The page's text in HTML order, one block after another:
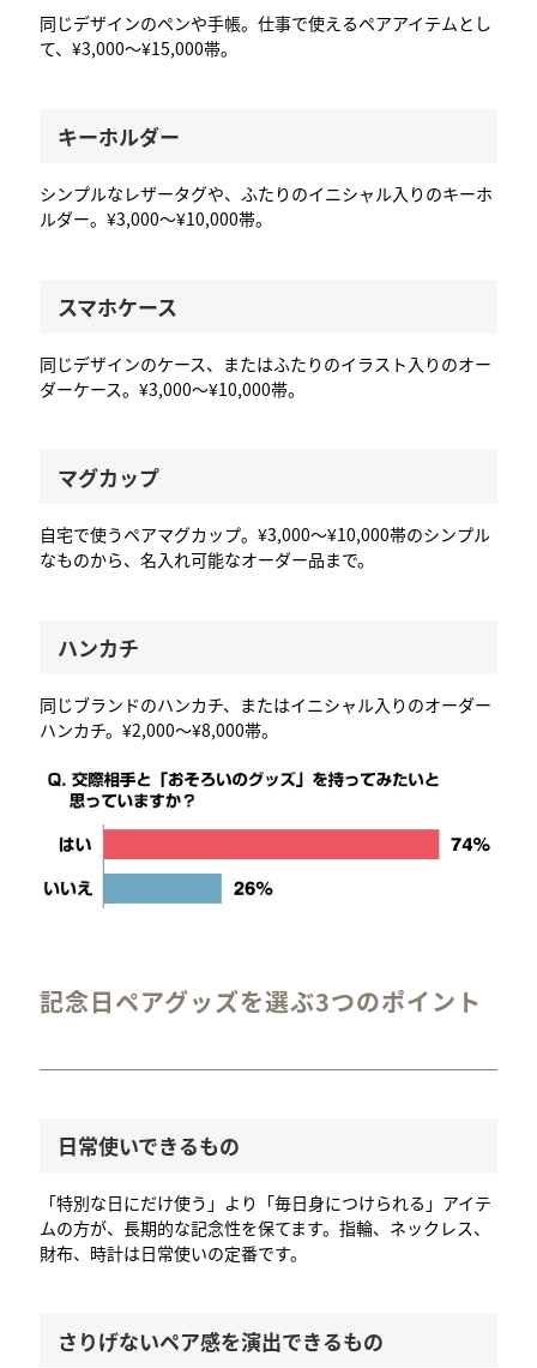
同じデザインのペンや手帳。仕事で使えるペアアイテムとし
て、¥3,000〜¥15,000帯。
キーホルダー
シンプルなレザータグや、ふたりのイニシャル入りのキーホ
ルダー。¥3,000〜¥10,000帯。
スマホケース
同じデザインのケース、またはふたりのイラスト入りのオー
ダーケース。¥3,000〜¥10,000帯。
マグカップ
自宅で使うペアマグカップ。¥3,000〜¥10,000帯のシンプル
なものから、名入れ可能なオーダー品まで。
ハンカチ
同じブランドのハンカチ、またはイニシャル入りのオーダー
ハンカチ。¥2,000〜¥8,000帯。
記念日ペアグッズを選ぶ3つのポイント
日常使いできるもの
「特別な日にだけ使う」より「毎日身につけられる」アイテ
ムの方が、長期的な記念性を保てます。指輪、ネックレス、
財布、時計は日常使いの定番です。
さりげないペア感を演出できるもの